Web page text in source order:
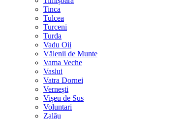
Tinca
Tulcea
Turceni
Turda
Vadu Oii
Vălenii de Munte
Vama Veche
Vaslui
Vatra Dornei
Vernești
Vișeu de Sus
Voluntari
Zalău